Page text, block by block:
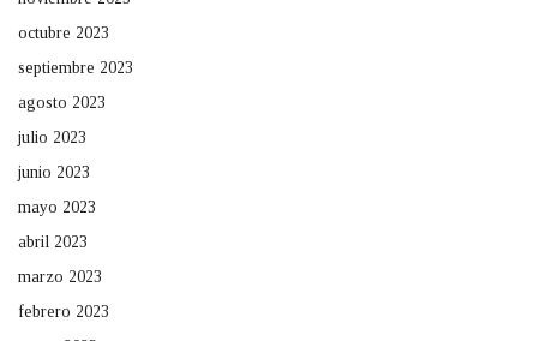
octubre 2023
septiembre 2023
agosto 2023
julio 2023
junio 2023
mayo 2023
abril 2023
marzo 2023
febrero 2023